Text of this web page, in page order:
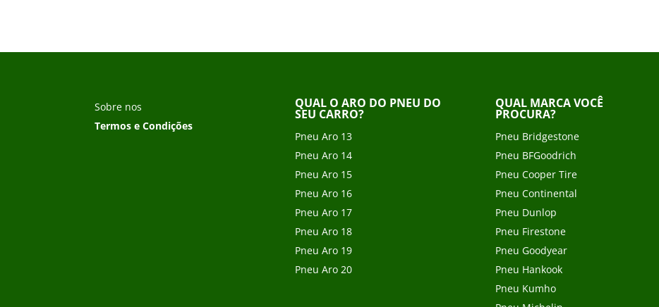
Sobre nos
Termos e Condições
QUAL O ARO DO PNEU DO
SEU CARRO?
Pneu Aro 13
Pneu Aro 14
Pneu Aro 15
Pneu Aro 16
Pneu Aro 17
Pneu Aro 18
Pneu Aro 19
Pneu Aro 20
QUAL MARCA VOCÊ
PROCURA?
Pneu Bridgestone
Pneu BFGoodrich
Pneu Cooper Tire
Pneu Continental
Pneu Dunlop
Pneu Firestone
Pneu Goodyear
Pneu Hankook
Pneu Kumho